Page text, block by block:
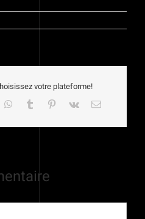
votre plateforme!
WhatsApp
Tumblr Pinterest
Vk Email